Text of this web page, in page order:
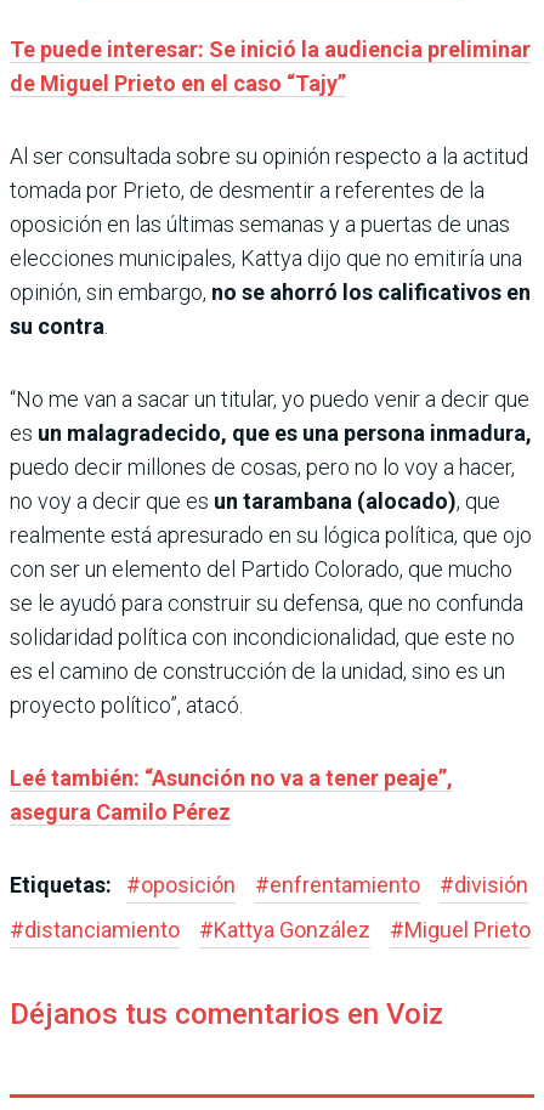
Te puede interesar: Se inició la audiencia preliminar
de Miguel Prieto en el caso “Tajy”
Al ser consultada sobre su opinión respecto a la actitud
tomada por Prieto, de desmentir a referentes de la
oposición en las últimas semanas y a puertas de unas
elecciones municipales, Kattya dijo que no emitiría una
opinión, sin embargo, no se ahorró los calificativos en
su contra
“No me van a sacar un titular, yo puedo venir a decir que
es un malagradecido, que es una persona inmadura,
puedo decir millones de cosas, pero no lo voy a hacer,
no voy a decir que es un tarambana (alocado), que
realmente está apresurado en su lógica política, que ojo
con ser un elemento del Partido Colorado, que mucho
se le ayudó para construir su defensa, que no confunda
solidaridad política con incondicionalidad, que este no
es el camino de construcción de la unidad, sino es un
proyecto político”, atacó.
Leé también: “Asunción no va a tener peaje”,
asegura Camilo Pérez
Etiquetas: #oposición #enfrentamiento #división
#distanciamiento #Kattya González #Miguel Prieto
Déjanos tus comentarios en Voiz